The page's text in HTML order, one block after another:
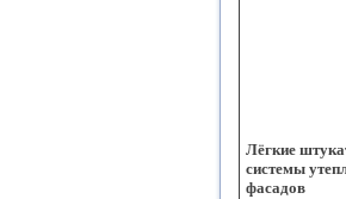
Лёгкие
системы
фасадов